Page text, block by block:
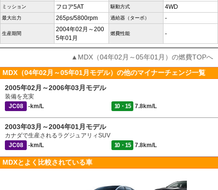
ミッション フロア5AT 駆動方式 4WD
最大出力 265ps/5800rpm 過給器（ターボ） -
生産期間
2004年02月～200
5年01月
燃費性能 -
▲MDX（04年02月～05年01月）の燃費TOPへ
MDX（04年02月～05年01月モデル）の他のマイナーチェンジ一覧
2005年02月～2006年03月モデル
装備を充実
JC08
-km/L 10・15 7.8km/L
2003年03月～2004年01月モデル
カナダで生産されるラグジュアリィSUV
JC08
-km/L 10・15 7.8km/L
MDXとよく比較されている車